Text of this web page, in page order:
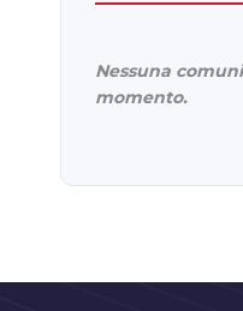
Nessuna
momento.